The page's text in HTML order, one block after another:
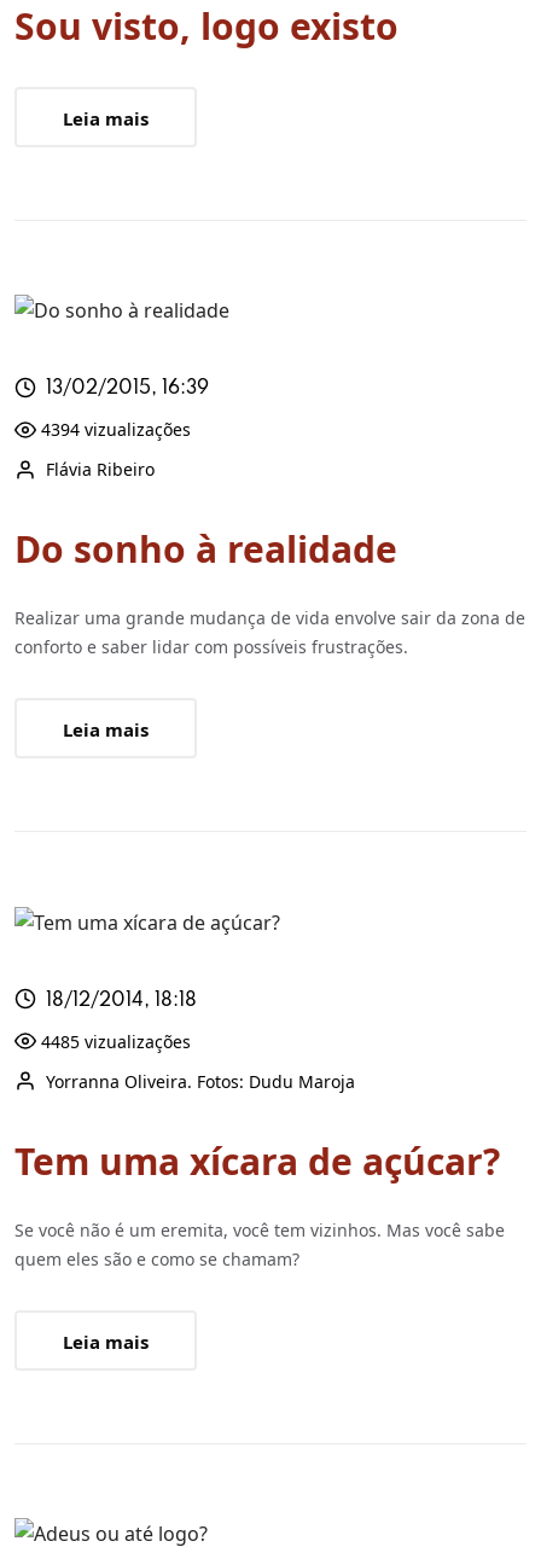
Sou visto, logo existo
Leia mais
13/02/2015, 16:39
4394 vizualizações
Flávia Ribeiro
Do sonho à realidade
Realizar uma grande mudança de vida envolve sair da zona de
conforto e saber lidar com possíveis frustrações.
Leia mais
18/12/2014, 18:18
4485 vizualizações
Yorranna Oliveira. Fotos: Dudu Maroja
Tem uma xícara de açúcar?
Se você não é um eremita, você tem vizinhos. Mas você sabe
quem eles são e como se chamam?
Leia mais